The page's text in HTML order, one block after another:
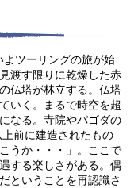
ツーリングの旅が始
渡す限りに乾燥した赤
仏塔が林立する。仏塔
いく。まるで時空を超
なる。寺院やパゴダの
前に建造されたもの
うか・・・」。ここで
する楽しさがある。偶
ということを再認識さ